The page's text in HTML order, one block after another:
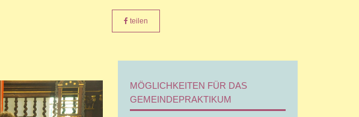
teilen
MÖGLICHKEITEN FÜR DAS
GEMEINDEPRAKTIKUM